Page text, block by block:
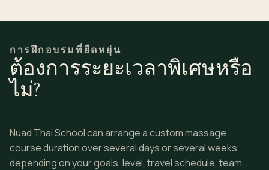
การฝึกอบรมที่ยืดหยุ่น
ต้องการระยะเวลาพิเศษหรือ
ไม่?
Nuad Thai School can arrange a custom massage
course duration over several days or several weeks
depending on your goals, level, travel schedule, team